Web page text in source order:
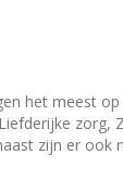
het meest
zorg,
zijn er ook